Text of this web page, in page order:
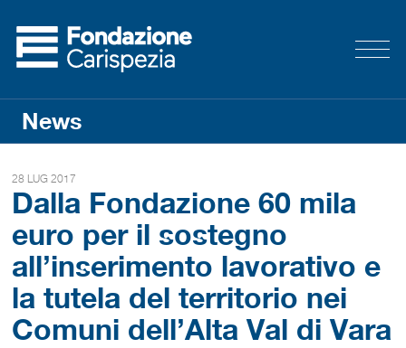
News
28 LUG 2017
Dalla Fondazione 60 mila
euro per il sostegno
all’inserimento lavorativo e
la tutela del territorio nei
Comuni dell’Alta Val di Vara